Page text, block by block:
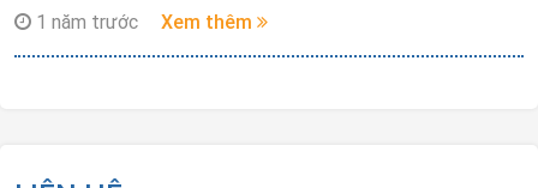
Nắm bắt được kiến thức sản phẩm các dòng xe của thương
1 năm trước Xem thêm